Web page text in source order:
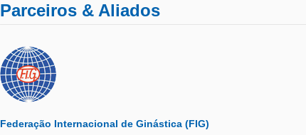
Parceiros & Aliados
Federação Internacional de Ginástica (FIG)